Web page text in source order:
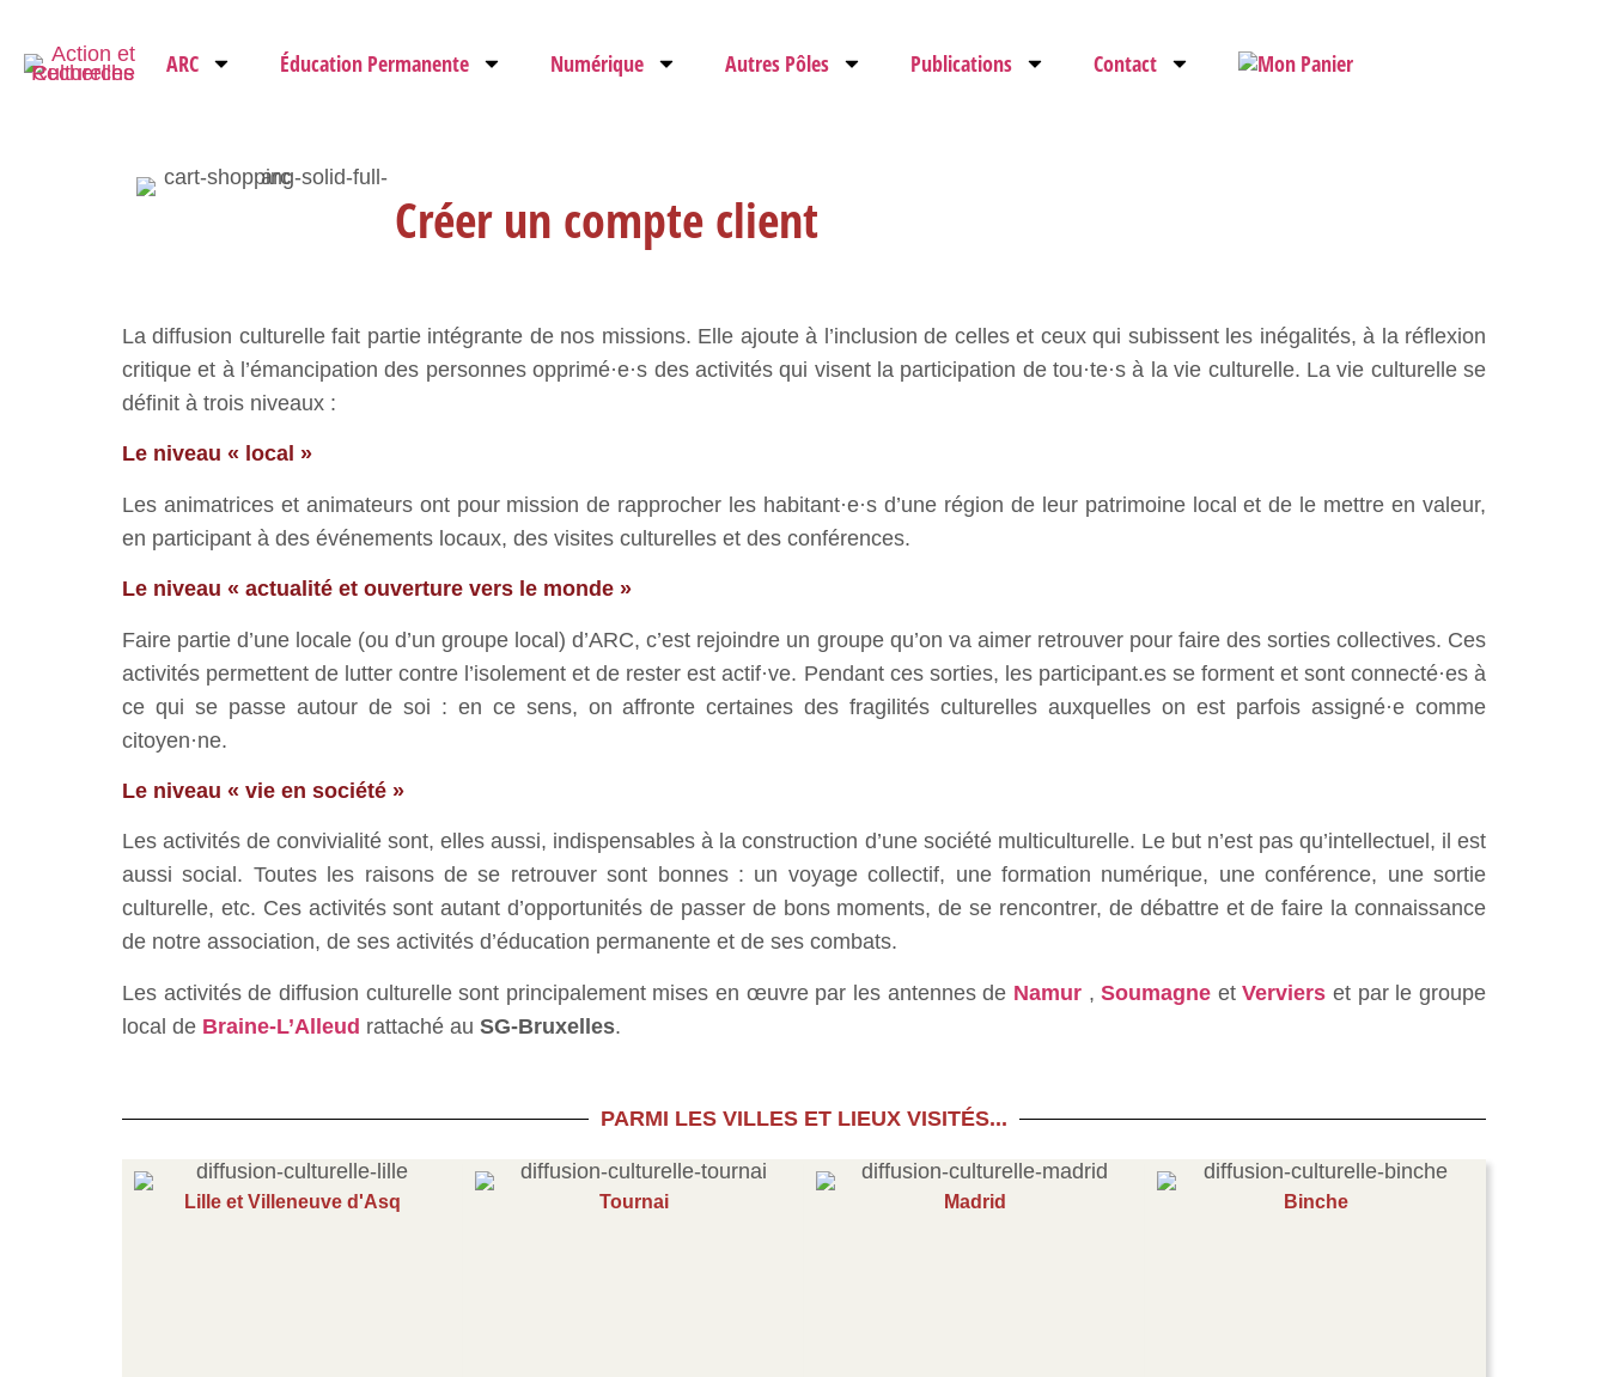
ARC Éducation Permanente Numérique Autres Pôles Publications Contact
Créer un compte client
La diffusion culturelle fait partie intégrante de nos missions. Elle ajoute à l’inclusion de celles et ceux qui subissent les inégalités, à la réflexion
critique et à l’émancipation des personnes opprimé·e·s des activités qui visent la participation de tou·te·s à la vie culturelle. La vie culturelle se
définit à trois niveaux :
Le niveau « local »
Les animatrices et animateurs ont pour mission de rapprocher les habitant·e·s d’une région de leur patrimoine local et de le mettre en valeur,
en participant à des événements locaux, des visites culturelles et des conférences.
Le niveau « actualité et ouverture vers le monde »
Faire partie d’une locale (ou d’un groupe local) d’ARC, c’est rejoindre un groupe qu’on va aimer retrouver pour faire des sorties collectives. Ces
activités permettent de lutter contre l’isolement et de rester est actif·ve. Pendant ces sorties, les participant.es se forment et sont connecté·es à
ce qui se passe autour de soi : en ce sens, on affronte certaines des fragilités culturelles auxquelles on est parfois assigné·e comme
citoyen·ne.
Le niveau « vie en société »
Les activités de convivialité sont, elles aussi, indispensables à la construction d’une société multiculturelle. Le but n’est pas qu’intellectuel, il est
aussi social. Toutes les raisons de se retrouver sont bonnes : un voyage collectif, une formation numérique, une conférence, une sortie
culturelle, etc. Ces activités sont autant d’opportunités de passer de bons moments, de se rencontrer, de débattre et de faire la connaissance
de notre association, de ses activités d’éducation permanente et de ses combats.
Les activités de diffusion culturelle sont principalement mises en œuvre par les antennes de Namur,Soumagne etVerviers et par le groupe
local de Braine-L’Alleud rattaché au SG-Bruxelles.
PARMI LES VILLES ET LIEUX VISITÉS...
Lille et Villeneuve d'Asq Tournai Madrid Binche